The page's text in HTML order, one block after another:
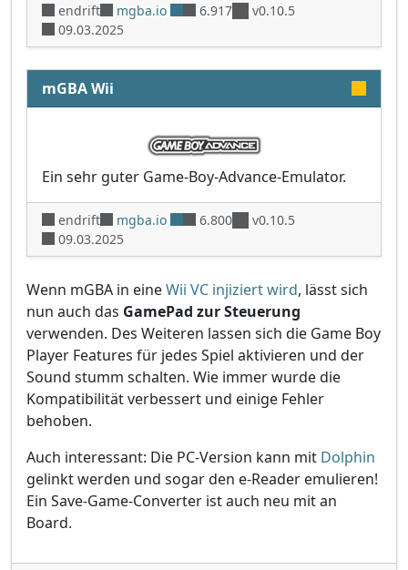
endrift mgba.io 6.917
v0.10.5
09.03.2025
mGBA Wii
Ein sehr guter Game-Boy-Advance-Emulator.
endrift mgba.io 6.800
v0.10.5
09.03.2025
Wenn mGBA in eineWii VC injiziert wird, lässt sich
nun auch das GamePad zur Steuerung
verwenden. Des Weiteren lassen sich die Game Boy
Player Features für jedes Spiel aktivieren und der
Sound stumm schalten. Wie immer wurde die
Kompatibilität verbessert und einige Fehler
behoben.
Auch interessant: Die PC-Version kann mit Dolphin
gelinkt werden und sogar den e-Reader emulieren!
Ein Save-Game-Converter ist auch neu mit an
Board.